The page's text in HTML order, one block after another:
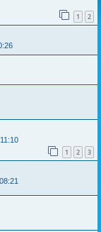
1 2
1 2 3